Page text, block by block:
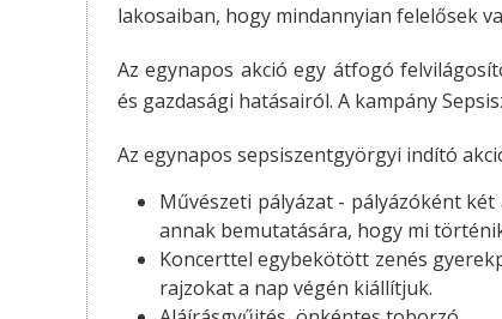
lakosaiban, hogy mindannyian felelősek
Az egynapos akció egy átfogó
és gazdasági hatásairól. A kampány
Az egynapos sepsiszentgyörgyi indító
Művészeti pályázat - pályázóként két
annak bemutatására, hogy mi
Koncerttel egybekötött zenés
rajzokat a nap végén kiállítjuk.